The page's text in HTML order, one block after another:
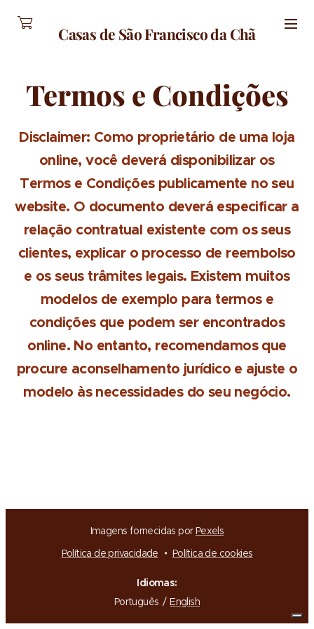
Casas de São Francisco da Chã
Termos e Condições
Disclaimer: Como proprietário de uma loja
online, você deverá disponibilizar os
Termos e Condições publicamente no seu
website. O documento deverá especificar a
relação contratual existente com os seus
clientes, explicar o processo de reembolso
e os seus trâmites legais. Existem muitos
modelos de exemplo para termos e
condições que podem ser encontrados
online. No entanto, recomendamos que
procure aconselhamento jurídico e ajuste o
modelo às necessidades do seu negócio.
Imagens fornecidas porPexels
Política de privacidade
Política de cookies
Idiomas
Português
English